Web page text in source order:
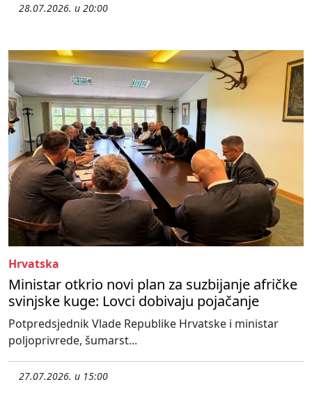
28.07.2026. u 20:00
Hrvatska
Ministar otkrio novi plan za suzbijanje afričke
svinjske kuge: Lovci dobivaju pojačanje
Potpredsjednik Vlade Republike Hrvatske i ministar
poljoprivrede, šumarst...
27.07.2026. u 15:00